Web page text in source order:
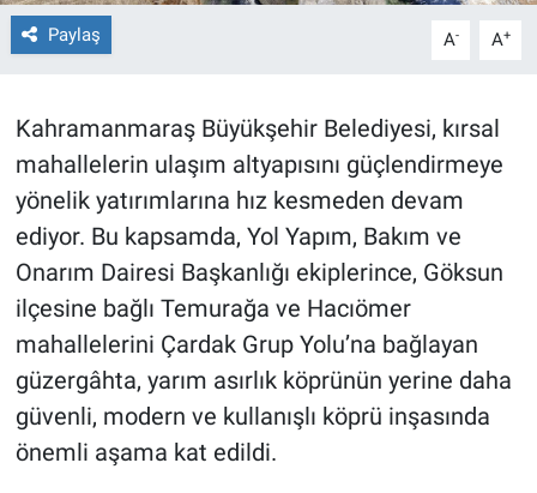
Paylaş A- A+
Kahramanmaraş Büyükşehir Belediyesi, kırsal
mahallelerin ulaşım altyapısını güçlendirmeye
yönelik yatırımlarına hız kesmeden devam
ediyor. Bu kapsamda, Yol Yapım, Bakım ve
Onarım Dairesi Başkanlığı ekiplerince, Göksun
ilçesine bağlı Temurağa ve Hacıömer
mahallelerini Çardak Grup Yolu’na bağlayan
güzergâhta, yarım asırlık köprünün yerine daha
güvenli, modern ve kullanışlı köprü inşasında
önemli aşama kat edildi.
Bilim, Teknoloji
ÇEVRE
HABERDE İNSAN
EĞİTİM
BİLİM VE TEKNOLOJİ
Güvenlik
Bölge